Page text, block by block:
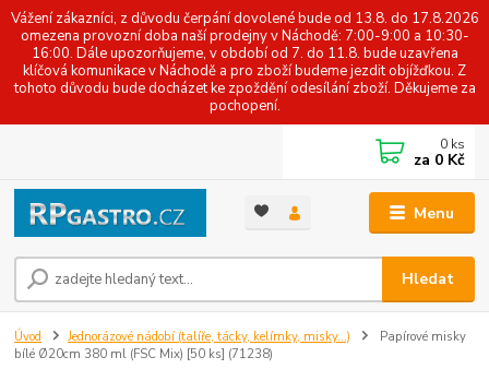
Vážení zákazníci, z důvodu čerpání dovolené bude od 13.8. do 17.8.2026
omezena provozní doba naší prodejny v Náchodě: 7:00-9:00 a 10:30-
16:00. Dále upozorňujeme, v období od 7. do 11.8. bude uzavřena
klíčová komunikace v Náchodě a pro zboží budeme jezdit objížďkou. Z
tohoto důvodu bude docházet ke zpoždění odesílání zboží. Děkujeme za
pochopení.
Menu
Hledat
0 ks
za 0 Kč
Úvod Jednorázové nádobí (talíře, tácky, kelímky, misky...)
Papírové misky
bílé Ø20cm 380 ml (FSC Mix) [50 ks] (71238)